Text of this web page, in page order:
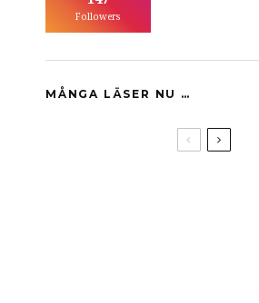
Followers
MÅNGA LÄSER NU …